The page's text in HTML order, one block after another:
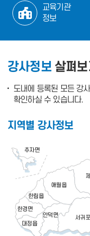
2025-06-10
다모아 홈페이지 서
2024 온라인교육 콘텐
교육기관
정보
강사정보살펴보
도내에 등록된 모든 강
확인하실 수 있습니다.
지역별 강사정보